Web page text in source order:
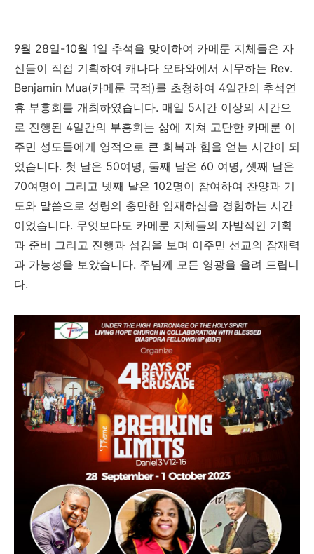
9월 28일-10월 1일 추석을 맞이하여 카메룬 지체들은 자
신들이 직접 기획하여 캐나다 오타와에서 시무하는 Rev.
Benjamin Mua(카메룬 국적)를 초청하여 4일간의 추석연
휴 부흥회를 개최하였습니다. 매일 5시간 이상의 시간으
로 진행된 4일간의 부흥회는 삶에 지쳐 고단한 카메룬 이
주민 성도들에게 영적으로 큰 회복과 힘을 얻는 시간이 되
었습니다. 첫 날은 50여명, 둘째 날은 60 여명, 셋째 날은
70여명이 그리고 넷째 날은 102명이 참여하여 찬양과 기
도와 말씀으로 성령의 충만한 임재하심을 경험하는 시간
이었습니다. 무엇보다도 카메룬 지체들의 자발적인 기획
과 준비 그리고 진행과 섬김을 보며 이주민 선교의 잠재력
과 가능성을 보았습니다. 주님께 모든 영광을 올려 드립니
다.